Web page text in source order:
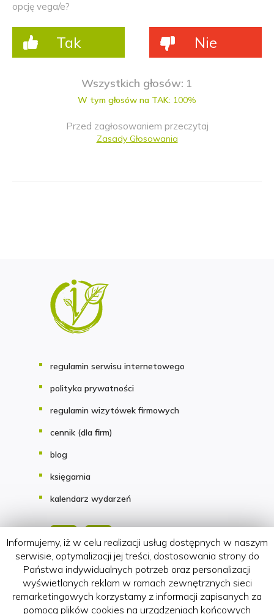
opcję vega/e?
Tak Nie
Wszystkich głosów: 1
W tym głosów na TAK: 100%
Przed zagłosowaniem przeczytaj
Zasady Głosowania
regulamin serwisu internetowego
polityka prywatności
regulamin wizytówek firmowych
cennik (dla firm)
blog
księgarnia
kalendarz wydarzeń
Copyright 2018-2026 HATTERIA.PL
Informujemy, iż w celu realizacji usług dostępnych w naszym
serwisie, optymalizacji jej treści, dostosowania strony do
Państwa indywidualnych potrzeb oraz personalizacji
wyświetlanych reklam w ramach zewnętrznych sieci
remarketingowych korzystamy z informacji zapisanych za
pomocą plików cookies na urządzeniach końcowych